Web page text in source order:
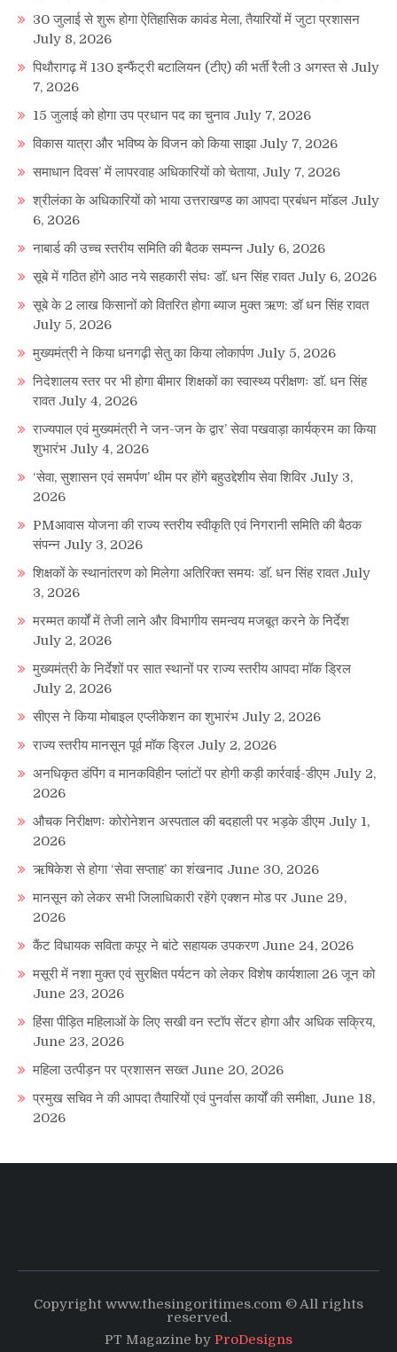
30 जुलाई से शुरू होगा ऐतिहासिक कावंड मेला, तैयारियों में जुटा प्रशासन
July 8, 2026
पिथौरागढ़ में 130 इन्फैंट्री बटालियन (टीए) की भर्ती रैली 3 अगस्त से July
7, 2026
15 जुलाई को होगा उप प्रधान पद का चुनाव July 7, 2026
विकास यात्रा और भविष्य के विजन को किया साझा July 7, 2026
समाधान दिवस’ में लापरवाह अधिकारियों को चेताया, July 7, 2026
श्रीलंका के अधिकारियों को भाया उत्तराखण्ड का आपदा प्रबंधन माॅडल July
6, 2026
नाबार्ड की उच्च स्तरीय समिति की बैठक सम्पन्न July 6, 2026
सूबे में गठित होंगे आठ नये सहकारी संघः डाॅ. धन सिंह रावत July 6, 2026
सूबे के 2 लाख किसानों को वितरित होगा ब्याज मुक्त ऋण: डॉ धन सिंह रावत
July 5, 2026
मुख्यमंत्री ने किया धनगढ़ी सेतु का किया लोकार्पण July 5, 2026
निदेशालय स्तर पर भी होगा बीमार शिक्षकों का स्वास्थ्य परीक्षणः डाॅ. धन सिंह
रावत July 4, 2026
राज्यपाल एवं मुख्यमंत्री ने जन-जन के द्वार’ सेवा पखवाड़ा कार्यक्रम का किया
शुभारंभ July 4, 2026
‘सेवा, सुशासन एवं समर्पण’ थीम पर होंगे बहुउद्देशीय सेवा शिविर July 3,
2026
PMआवास योजना की राज्य स्तरीय स्वीकृति एवं निगरानी समिति की बैठक
संपन्न July 3, 2026
शिक्षकों के स्थानांतरण को मिलेगा अतिरिक्त समयः डाॅ. धन सिंह रावत July
3, 2026
मरम्मत कार्यों में तेजी लाने और विभागीय समन्वय मजबूत करने के निर्देश
July 2, 2026
मुख्यमंत्री के निर्देशों पर सात स्थानों पर राज्य स्तरीय आपदा मॉक ड्रिल
July 2, 2026
सीएस ने किया मोबाइल एप्लीकेशन का शुभारंभ July 2, 2026
राज्य स्तरीय मानसून पूर्व मॉक ड्रिल July 2, 2026
अनधिकृत डंपिंग व मानकविहीन प्लांटों पर होगी कड़ी कार्रवाई-डीएम July 2,
2026
औचक निरीक्षणः कोरोनेशन अस्पताल की बदहाली पर भड़के डीएम July 1,
2026
ऋषिकेश से होगा ‘सेवा सप्ताह’ का शंखनाद June 30, 2026
मानसून को लेकर सभी जिलाधिकारी रहेंगे एक्शन मोड पर June 29,
2026
कैंट विधायक सविता कपूर ने बांटे सहायक उपकरण June 24, 2026
मसूरी में नशा मुक्त एवं सुरक्षित पर्यटन को लेकर विशेष कार्यशाला 26 जून को
June 23, 2026
हिंसा पीड़ित महिलाओं के लिए सखी वन स्टॉप सेंटर होगा और अधिक सक्रिय,
June 23, 2026
महिला उत्पीड़न पर प्रशासन सख्त June 20, 2026
प्रमुख सचिव ने की आपदा तैयारियों एवं पुनर्वास कार्यों की समीक्षा, June 18,
2026
Copyright www.thesingoritimes.com © All rights
reserved.
PT Magazine by ProDesigns